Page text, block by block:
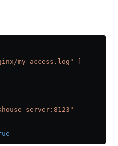
my_access.log"
]
server:8123"